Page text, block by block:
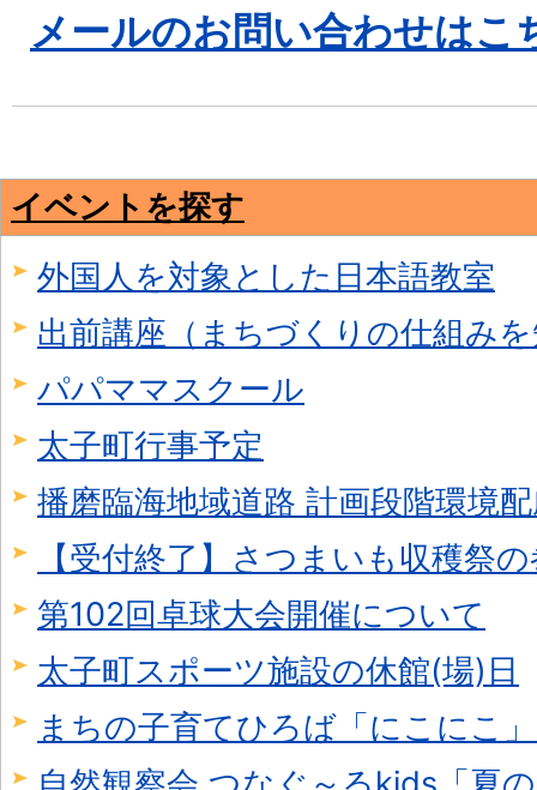
メールのお問い合わせはこ
イベントを探す
外国人を対象とした日本語教室
出前講座（まちづくりの仕組み
パパママスクール
太子町行事予定
播磨臨海地域道路 計画段階環境
【受付終了】さつまいも収穫祭
第102回卓球大会開催について
太子町スポーツ施設の休館(場)日
まちの子育てひろば「にこにこ